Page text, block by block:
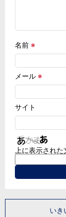
名前 ※
メール ※
サイト
上に表示され
いき